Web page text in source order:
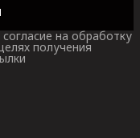
на обработку
получения